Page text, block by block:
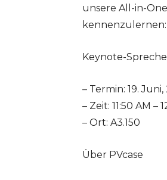
unsere All-in-
kennenzulernen:
Keynote-
– Termin: 19.
– Zeit: 11:50 AM –
– Ort: A3.150
Über PVcase